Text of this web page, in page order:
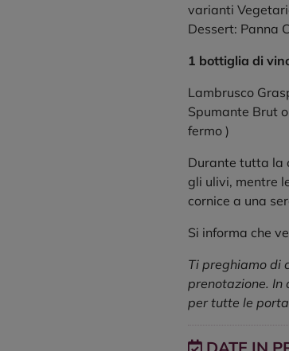
varianti
Dessert: Panna
1 bottiglia di
Lambrusco
Spumante Brut
fermo )
Durante tutta la
gli ulivi, mentre
cornice a una
Si informa che
Ti preghiamo di
prenotazione. In
per tutte le